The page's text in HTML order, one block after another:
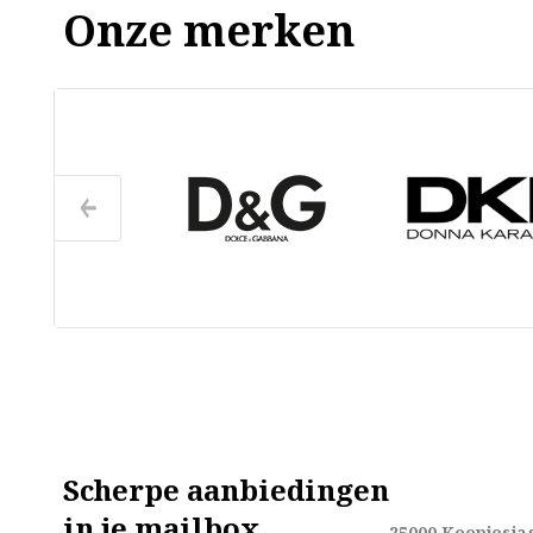
Onze merken
Scherpe aanbiedingen